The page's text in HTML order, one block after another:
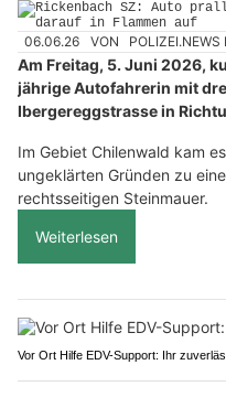
06.06.26 VON POLIZEI.NEWS
Am Freitag, 5. Juni 2026,
jährige Autofahrerin mit
Ibergereggstrasse in
Im Gebiet Chilenwald kam
ungeklärten Gründen zu
rechtsseitigen Steinmauer.
Weiterlesen
Vor Ort Hilfe EDV-Support: Ihr